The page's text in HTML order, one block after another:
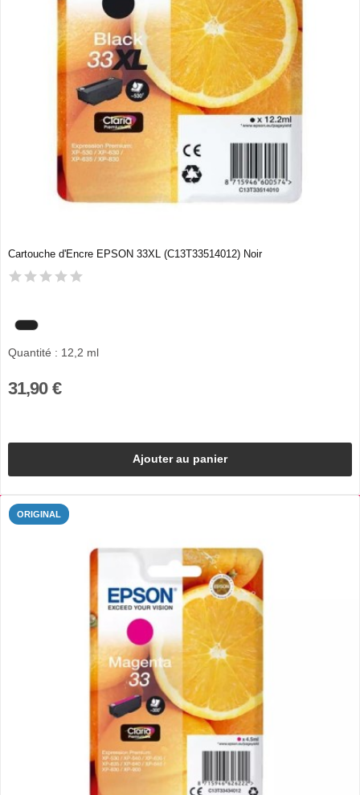
Cartouche d'Encre EPSON 33XL (C13T33514012) Noir
Quantité : 12,2 ml
31,90 €
Ajouter au panier
ORIGINAL